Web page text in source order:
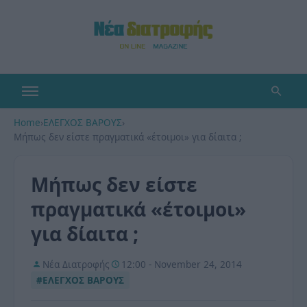
Home›ΕΛΕΓΧΟΣ ΒΑΡΟΥΣ›
Μήπως δεν είστε πραγματικά «έτοιμοι» για δίαιτα ;
Μήπως δεν είστε
πραγματικά «έτοιμοι»
για δίαιτα ;
Νέα Διατροφής
12:00 - November 24, 2014
#ΕΛΕΓΧΟΣ ΒΑΡΟΥΣ